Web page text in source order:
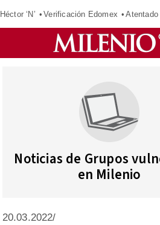
Héctor ‘N’ Verificación Edomex Atentado
Noticias de Grupos
en Milenio
20.03.2022/